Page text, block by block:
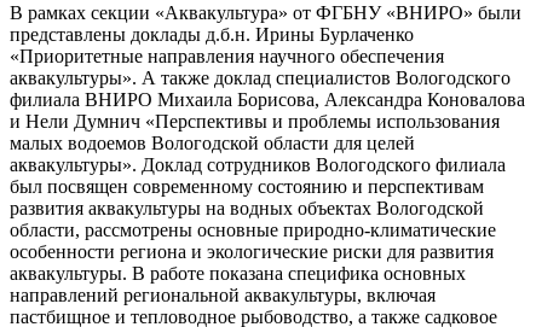
В рамках секции «Аквакультура» от ФГБНУ «ВНИРО» были
представлены доклады д.б.н. Ирины Бурлаченко
«Приоритетные направления научного обеспечения
аквакультуры». А также доклад специалистов Вологодского
филиала ВНИРО Михаила Борисова, Александра Коновалова
и Нели Думнич «Перспективы и проблемы использования
малых водоемов Вологодской области для целей
аквакультуры». Доклад сотрудников Вологодского филиала
был посвящен современному состоянию и перспективам
развития аквакультуры на водных объектах Вологодской
области, рассмотрены основные природно-климатические
особенности региона и экологические риски для развития
аквакультуры. В работе показана специфика основных
направлений региональной аквакультуры, включая
пастбищное и тепловодное рыбоводство, а также садковое